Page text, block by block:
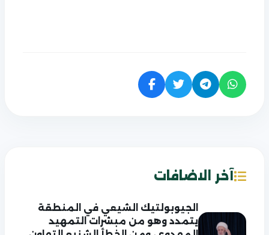
آخر الاضافات
الجيوبولتيك الشيعي في المنطقة
يتمدد وهو من مبشرات التمهيد